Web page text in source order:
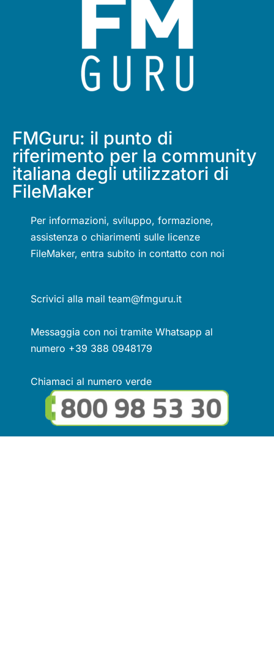
FMGuru: il punto di
riferimento per la community
italiana degli utilizzatori di
FileMaker
Per informazioni, sviluppo, formazione,
assistenza o chiarimenti sulle licenze
FileMaker, entra subito in contatto con noi
Scrivici alla mail team@fmguru.it
Messaggia con noi tramite Whatsapp al
numero +39 388 0948179
Chiamaci al numero verde